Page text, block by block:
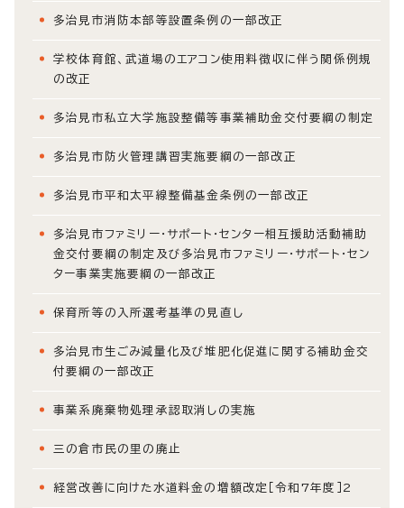
多治見市消防本部等設置条例の一部改正
学校体育館、武道場のエアコン使用料徴収に伴う関係例規
の改正
多治見市私立大学施設整備等事業補助金交付要綱の制定
多治見市防火管理講習実施要綱の一部改正
多治見市平和太平線整備基金条例の一部改正
多治見市ファミリー・サポート・センター相互援助活動補助
金交付要綱の制定及び多治見市ファミリー・サポート・セン
ター事業実施要綱の一部改正
保育所等の入所選考基準の見直し
多治見市生ごみ減量化及び堆肥化促進に関する補助金交
付要綱の一部改正
事業系廃棄物処理承認取消しの実施
三の倉市民の里の廃止
経営改善に向けた水道料金の増額改定［令和7年度］2